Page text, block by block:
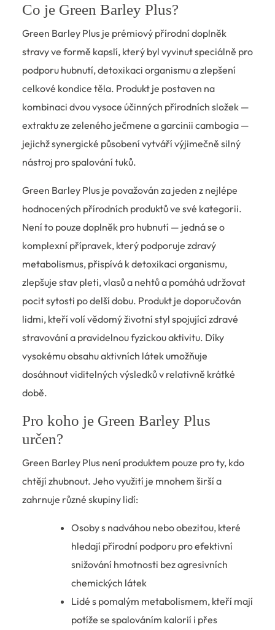
Co je Green Barley Plus?
Green Barley Plus je prémiový přírodní doplněk
stravy ve formě kapslí, který byl vyvinut speciálně pro
podporu hubnutí, detoxikaci organismu a zlepšení
celkové kondice těla. Produkt je postaven na
kombinaci dvou vysoce účinných přírodních složek —
extraktu ze zeleného ječmene a garcinii cambogia —
jejichž synergické působení vytváří výjimečně silný
nástroj pro spalování tuků.
Green Barley Plus je považován za jeden z nejlépe
hodnocených přírodních produktů ve své kategorii.
Není to pouze doplněk pro hubnutí — jedná se o
komplexní přípravek, který podporuje zdravý
metabolismus, přispívá k detoxikaci organismu,
zlepšuje stav pleti, vlasů a nehtů a pomáhá udržovat
pocit sytosti po delší dobu. Produkt je doporučován
lidmi, kteří volí vědomý životní styl spojující zdravé
stravování a pravidelnou fyzickou aktivitu. Díky
vysokému obsahu aktivních látek umožňuje
dosáhnout viditelných výsledků v relativně krátké
době.
Pro koho je Green Barley Plus
určen?
Green Barley Plus není produktem pouze pro ty, kdo
chtějí zhubnout. Jeho využití je mnohem širší a
zahrnuje různé skupiny lidí:
Osoby s nadváhou nebo obezitou, které
hledají přírodní podporu pro efektivní
snižování hmotnosti bez agresivních
chemických látek
Lidé s pomalým metabolismem, kteří mají
potíže se spalováním kalorií i přes